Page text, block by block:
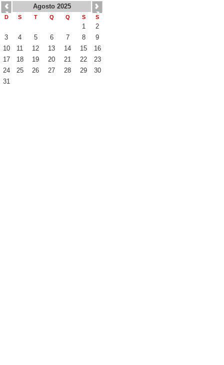
Agosto 2025
D S T Q Q S S
1
2
3
4 5 6 7 8
9
10
11 12 13 14 15
16
17
18 19 20 21 22
23
24
25 26 27 28 29
30
31